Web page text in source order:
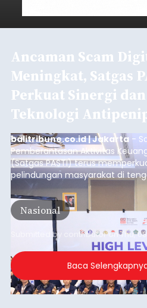
Ancaman Scam
Meningkat, Satgas
Perkuat Sinergi dan
Teknologi
balitribune.co.id | Jakarta -
Pemberantasan Aktivitas
(Satgas PASTI) terus
pelindungan masyarakat di
meningkatnya ancaman
semakin kompleks.
Nasional
Submitted by contributoronThu,
Baca